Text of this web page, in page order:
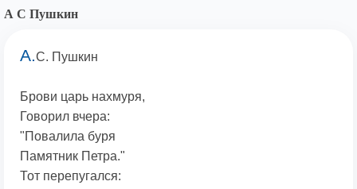
А С Пушкин
А.С. Пушкин
Брови царь нахмуря,
Говорил вчера:
"Повалила буря
Памятник Петра."
Тот перепугался: